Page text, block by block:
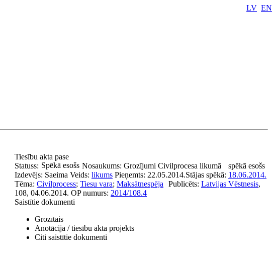
LV EN
Tiesību akta pase
Nosaukums: Grozījumi Civilprocesa likumā
Statuss: Spēkā esošs
spēkā esošs
Izdevējs: Saeima Veids: likums Pieņemts: 22.05.2014.Stājas spēkā: 18.06.2014.
Tēma: Civilprocess; Tiesu vara; Maksātnespēja Publicēts: Latvijas Vēstnesis,
108, 04.06.2014. OP numurs: 2014/108.4
Saistītie dokumenti
Grozītais
Anotācija / tiesību akta projekts
Citi saistītie dokumenti